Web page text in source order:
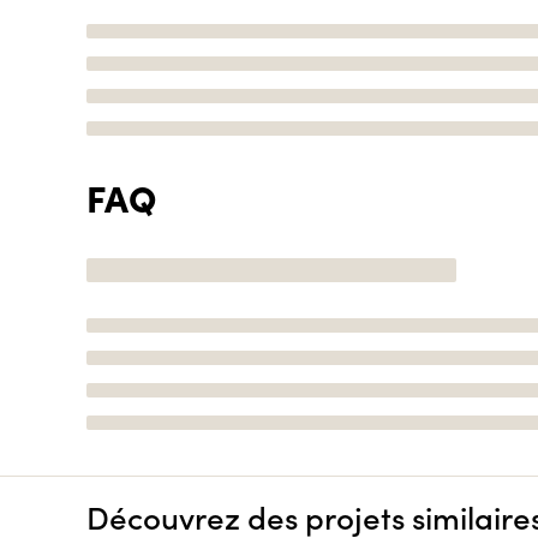
FAQ
Découvrez des projets